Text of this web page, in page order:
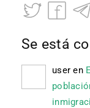
Se está
user en